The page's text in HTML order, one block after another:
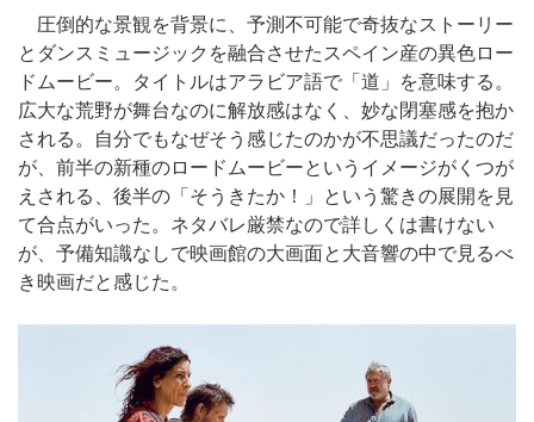
圧倒的な景観を背景に、予測不可能で奇抜なストーリー
とダンスミュージックを融合させたスペイン産の異色ロー
ドムービー。タイトルはアラビア語で「道」を意味する。
広大な荒野が舞台なのに解放感はなく、妙な閉塞感を抱か
される。自分でもなぜそう感じたのかが不思議だったのだ
が、前半の新種のロードムービーというイメージがくつが
えされる、後半の「そうきたか！」という驚きの展開を見
て合点がいった。ネタバレ厳禁なので詳しくは書けない
が、予備知識なしで映画館の大画面と大音響の中で見るべ
き映画だと感じた。